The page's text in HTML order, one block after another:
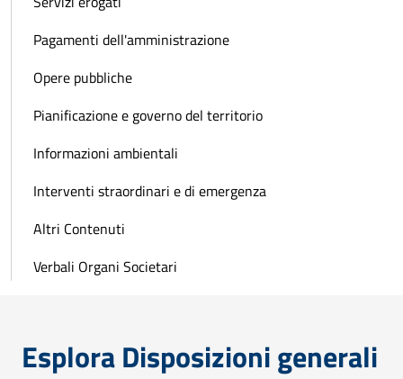
Pagamenti dell'amministrazione
Opere pubbliche
Pianificazione e governo del territorio
Informazioni ambientali
Interventi straordinari e di emergenza
Altri Contenuti
Verbali Organi Societari
Esplora Disposizioni generali